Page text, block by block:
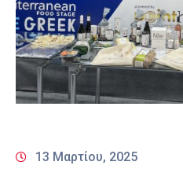
Υπηρεσίες
Επικοινωνία
13 Μαρτίου, 2025